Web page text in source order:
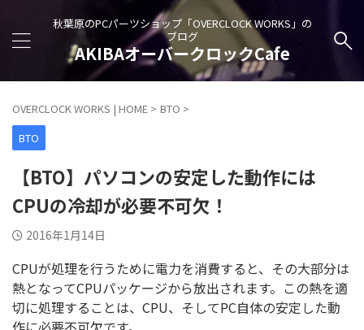
秋葉原のPCパーツショップ「OVERCLOCK WORKS」の
ブログ
AKIBAオーバークロックCafe
OVERCLOCK WORKS | HOME > BTO >
BTO
【BTO】パソコンの安定した動作には
CPUの冷却が必要不可欠！
2016年1月14日
CPUが処理を行うために電力を消費すると、その大部分は
熱となってCPUパッケージから放出されます。この熱を適
切に処理することは、CPU、そしてPC自体の安定した動